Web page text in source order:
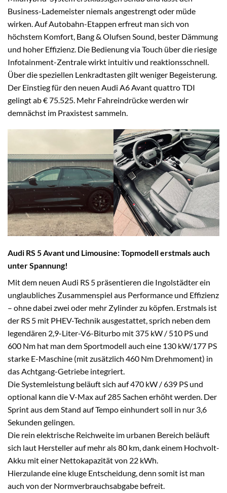
Business-Lademeister niemals angestrengt oder müde
wirken. Auf Autobahn-Etappen erfreut man sich von
höchstem Komfort, Bang & Olufsen Sound, bester Dämmung
und hoher Effizienz. Die Bedienung via Touch über die riesige
Infotainment-Zentrale wirkt intuitiv und reaktionsschnell.
Über die speziellen Lenkradtasten gilt weniger Begeisterung.
Der Einstieg für den neuen Audi A6 Avant quattro TDI
gelingt ab € 75.525. Mehr Fahreindrücke werden wir
demnächst im Praxistest sammeln.
Audi RS 5 Avant und Limousine: Topmodell erstmals auch
unter Spannung!
Mit dem neuen Audi RS 5 präsentieren die Ingolstädter ein
unglaubliches Zusammenspiel aus Performance und Effizienz
– ohne dabei zwei oder mehr Zylinder zu köpfen. Erstmals ist
der RS 5 mit PHEV-Technik ausgestattet, sprich neben dem
legendären 2,9-Liter-V6-Biturbo mit 375 kW / 510 PS und
600 Nm hat man dem Sportmodell auch eine 130 kW/177 PS
starke E-Maschine (mit zusätzlich 460 Nm Drehmoment) in
das Achtgang-Getriebe integriert.
Die Systemleistung beläuft sich auf 470 kW / 639 PS und
optional kann die V-Max auf 285 Sachen erhöht werden. Der
Sprint aus dem Stand auf Tempo einhundert soll in nur 3,6
Sekunden gelingen.
Die rein elektrische Reichweite im urbanen Bereich beläuft
sich laut Hersteller auf mehr als 80 km, dank einem Hochvolt-
Akku mit einer Nettokapazität von 22 kWh.
Hierzulande eine kluge Entscheidung, denn somit ist man
auch von der Normverbrauchsabgabe befreit.